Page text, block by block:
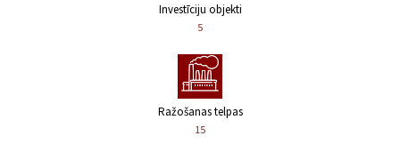
Investīciju objekti
5
Ražošanas telpas
15